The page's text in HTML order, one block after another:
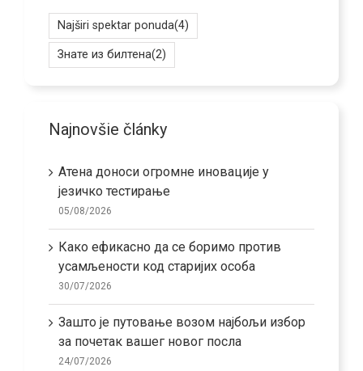
Najširi spektar ponuda(4)
Знате из билтена(2)
Najnovšie články
Атена доноси огромне иновације у
језичко тестирање
05/08/2026
Како ефикасно да се боримо против
усамљености код старијих особа
30/07/2026
Зашто је путовање возом најбољи избор
за почетак вашег новог посла
24/07/2026